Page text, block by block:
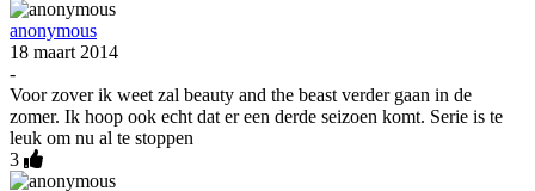
anonymous
18 maart 2014
-
Voor zover ik weet zal beauty and the beast verder gaan in de
zomer. Ik hoop ook echt dat er een derde seizoen komt. Serie is te
leuk om nu al te stoppen
3